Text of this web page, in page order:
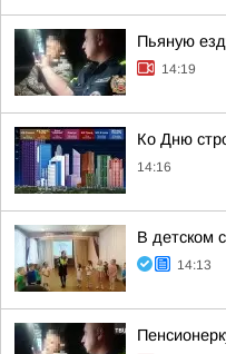
Пьяную
14:19
Ко Дню
14:16
В детском
14:13